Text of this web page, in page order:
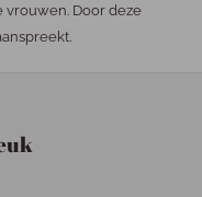
Door deze